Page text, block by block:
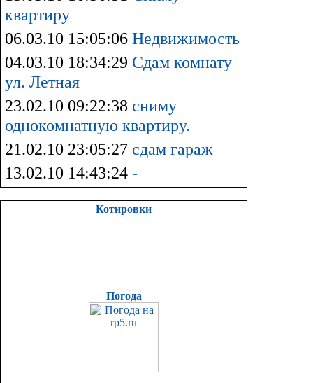
квартиру
06.03.10 15:05:06 Недвижимость
04.03.10 18:34:29 Сдам комнату
ул. Летная
23.02.10 09:22:38 сниму
однокомнатную квартиру.
21.02.10 23:05:27 сдам гараж
13.02.10 14:43:24 -
Котировки
Погода